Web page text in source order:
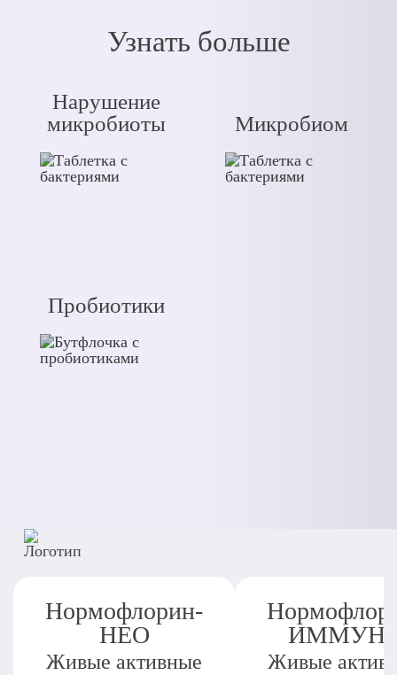
Узнать больше
Нарушение
микробиоты
Микробиом
Пробиотики
Нормофлорин-
НЕО
Живые активные
Живые